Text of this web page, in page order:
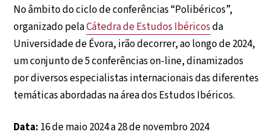
No âmbito do ciclo de conferências “Polibéricos”,
organizado pelaCátedra de Estudos Ibéricosda
Universidade de Évora, irão decorrer, ao longo de 2024,
um conjunto de 5 conferências on-line, dinamizados
por diversos especialistas internacionais das diferentes
temáticas abordadas na área dos Estudos Ibéricos.
Data: 16 de maio 2024 a 28 de novembro 2024